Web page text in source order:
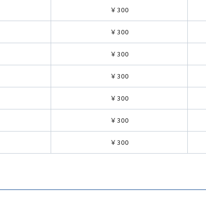
￥300
￥300
￥300
￥300
￥300
￥300
￥300